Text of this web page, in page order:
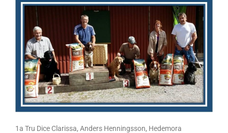
1a Tru Dice Clarissa, Anders Henningsson, Hedemora